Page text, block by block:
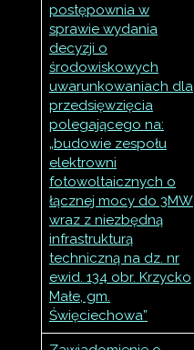
postępownia w
sprawie wydania
decyzji o
środowiskowych
uwarunkowaniach dla
przedsięwzięcia
polegającego na:
„budowie zespołu
elektrowni
fotowoltaicznych o
łącznej mocy do 3MW
wraz z niezbędną
infrastrukturą
techniczną na dz. nr
ewid. 134 obr. Krzycko
Małe, gm.
Święciechowa”